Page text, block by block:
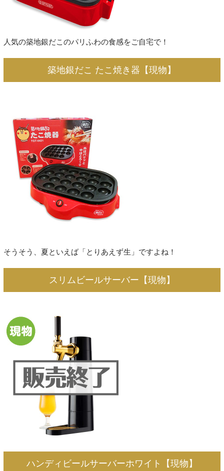
人気の築地銀だこのパリふわの食感をご自宅で！
築地銀だこ たこ焼き器【現物】
そうそう、夏といえば「とりあえず生」ですよね！
スリムビールサーバー【現物】
ハンディビールサーバーホワイト【現物】